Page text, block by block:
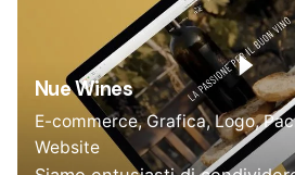
Nue Wines
E-commerce Grafica Logo
Website